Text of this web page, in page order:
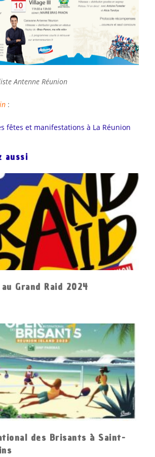
Antenne Réunion
:
fêtes et manifestations à La Réunion
aussi
Grand Raid 2024
des Brisants à Saint-